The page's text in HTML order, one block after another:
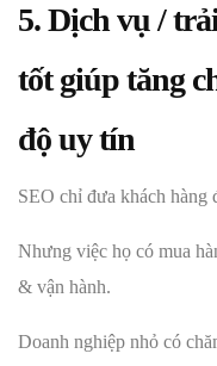
5. Dịch vụ /
tốt giúp tăng
độ uy tín
SEO chỉ đưa khách hàng
Nhưng việc họ có mua
& vận hành.
Doanh nghiệp nhỏ có